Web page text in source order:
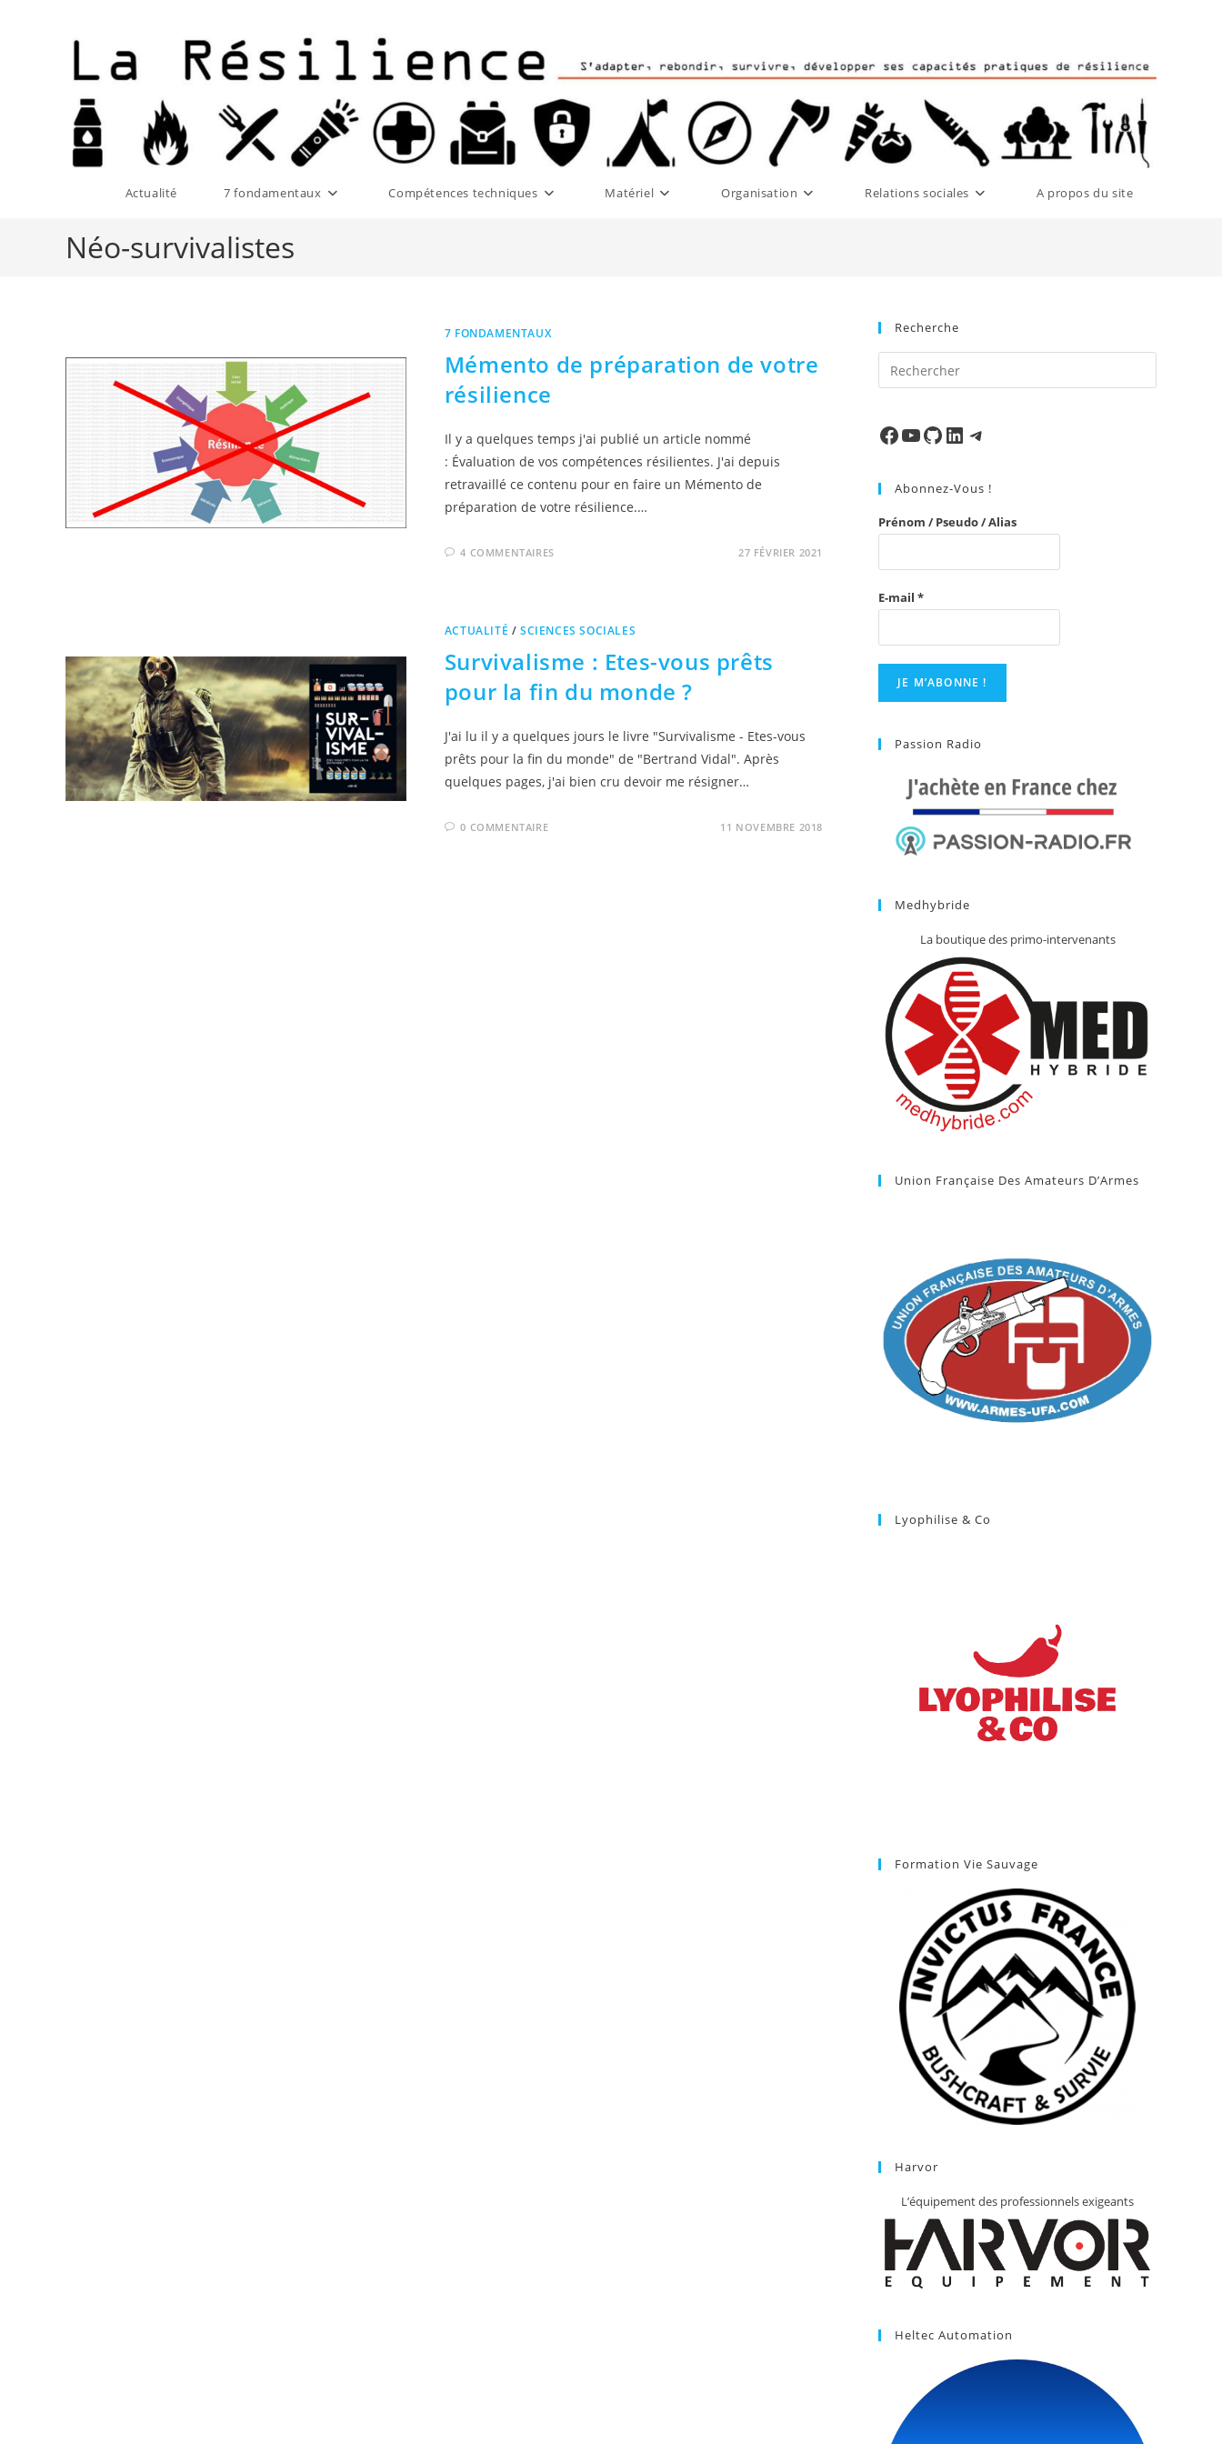
Actualité 7 fondamentaux Compétences techniques Matériel Organisation Relations sociales A propos du site
Néo-survivalistes
7 FONDAMENTAUX
Mémento de préparation de votre
résilience
Il y a quelques temps j'ai publié un article nommé
: Évaluation de vos compétences résilientes. J'ai depuis
retravaillé ce contenu pour en faire un Mémento de
préparation de votre résilience.…
4 COMMENTAIRES 27 FÉVRIER 2021
ACTUALITÉ /SCIENCES SOCIALES
Survivalisme : Etes-vous prêts
pour la fin du monde ?
J'ai lu il y a quelques jours le livre "Survivalisme - Etes-vous
prêts pour la fin du monde" de "Bertrand Vidal". Après
quelques pages, j'ai bien cru devoir me résigner…
0 COMMENTAIRE 11 NOVEMBRE 2018
Recherche
Escape
Facebook
Ma chaineMon Repo GithubLinkedInTelegram
Abonnez-Vous !
Prénom / Pseudo / Alias
E-mail *
Passion Radio
Medhybride
La boutique des primo-intervenants
Union Française Des Amateurs D’Armes
Lyophilise & Co
Formation Vie Sauvage
Harvor
L’équipement des professionnels exigeants
Heltec Automation